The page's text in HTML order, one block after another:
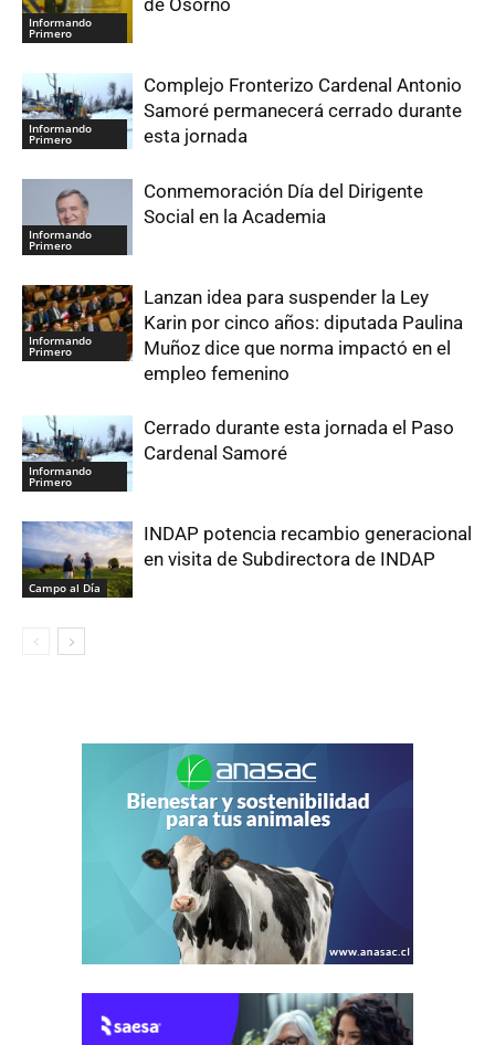
Informando
Primero
de Osorno
Informando
Primero
Complejo Fronterizo Cardenal Antonio
Samoré permanecerá cerrado durante
esta jornada
Informando
Primero
Conmemoración Día del Dirigente
Social en la Academia
Informando
Primero
Lanzan idea para suspender la Ley
Karin por cinco años: diputada Paulina
Muñoz dice que norma impactó en el
empleo femenino
Informando
Primero
Cerrado durante esta jornada el Paso
Cardenal Samoré
Campo al Día
INDAP potencia recambio generacional
en visita de Subdirectora de INDAP